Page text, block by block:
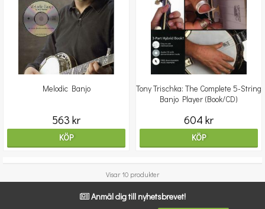
Melodic Banjo
563 kr
KÖP
Tony Trischka: The Complete 5-String
Banjo Player (Book/CD)
604 kr
KÖP
Visar 10 produkter
Anmäl dig till nyhetsbrevet!